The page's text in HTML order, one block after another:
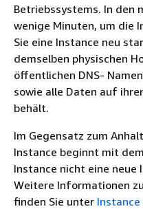
Betriebssystems. In den
wenige Minuten, um die
Sie eine Instance neu
demselben physischen
öffentlichen DNS-
sowie alle Daten auf
behält.
Im Gegensatz zum
Instance beginnt mit
Instance nicht eine neue
Weitere Informationen
finden Sie unter